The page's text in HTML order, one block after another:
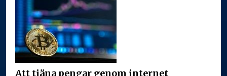
Att tjäna pengar genom internet